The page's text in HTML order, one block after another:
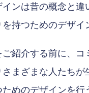
ンは昔の概念と違
持つためのデザイ
紹介する前に、
さまざまな人たち
めのデザインを行